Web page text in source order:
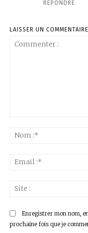
RÉPONDRE
LAISSER UN COMMENTAIRE
Enregistrer mon nom,
prochaine fois que je